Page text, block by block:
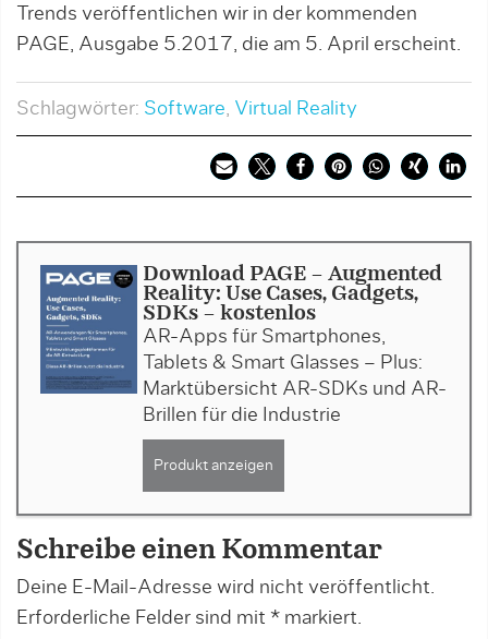
Trends veröffentlichen wir in der kommenden
PAGE, Ausgabe 5.2017, die am 5. April erscheint.
Schlagwörter: Software, Virtual Reality
Download PAGE - Augmented
Reality: Use Cases, Gadgets,
SDKs - kostenlos
AR-Apps für Smartphones,
Tablets & Smart Glas­ses – Plus:
Marktübersicht AR-SDKs und AR-
Brillen für die Industrie
Produkt anzeigen
Schreibe einen Kommentar
Deine E-Mail-Adresse wird nicht veröffentlicht.
Erforderliche Felder sind mit * markiert.